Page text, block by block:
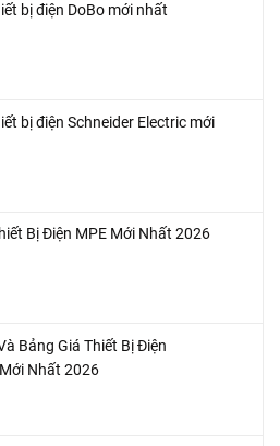
bị điện DoBo mới nhất
bị điện Schneider Electric mới
Bị Điện MPE Mới Nhất 2026
Bảng Giá Thiết Bị Điện
Nhất 2026